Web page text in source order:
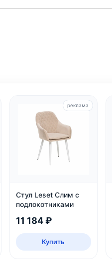
Стул Leset Слим с
подлокотниками
11 184 ₽
Купить
реклама